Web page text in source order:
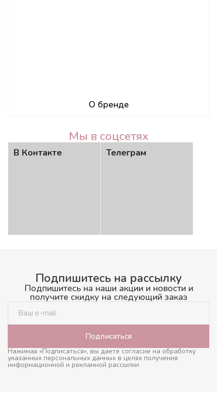
О бренде
Мы в соцсетях
В Контакте Телеграм
Подпишитесь на рассылку
Подпишитесь на наши акции и новости и
получите скидку на следующий заказ
Подписаться
Нажимая «Подписаться», вы даете согласие на обработку
указанных персональных данных в целях получения
информационной и рекламной рассылки